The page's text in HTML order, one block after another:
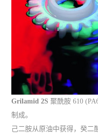
Grilamid 2S 聚酰胺 610
制成。
己二胺从原油中获得，癸二